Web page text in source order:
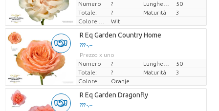
Numero
?
50
Totale:
? Maturità
3
Wit
R Eq Garden Country Home
??? -,--
Prezzo x uno
Numero
?
50
Totale:
? Maturità
3
Oranje
R Eq Garden Dragonfly
??? -,--